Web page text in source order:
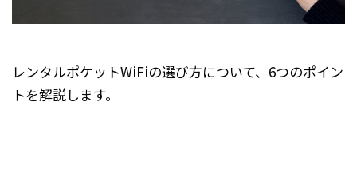
レンタルポケットWiFiの選び方について、6つのポイン
トを解説します。